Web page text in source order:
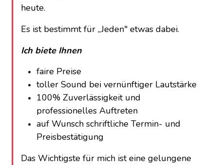
heute.
Es ist bestimmt für „Jeden" etwas dabei.
Ich biete Ihnen
faire Preise
toller Sound bei vernünftiger Lautstärke
100% Zuverlässigkeit und
professionelles Auftreten
auf Wunsch schriftliche Termin- und
Preisbestätigung
Das Wichtigste für mich ist eine gelungene